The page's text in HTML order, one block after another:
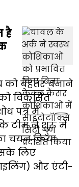
है
को बेहतर बनाने
विकसित
पत्र में
टीम ने शुरू में
चयन किया
लिए
और एंटी-